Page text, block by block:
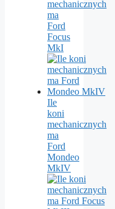
mechanicznych
ma
Ford
Focus
MkI
Ile
koni
mechanicznych
ma
Ford
Mondeo
MkIV